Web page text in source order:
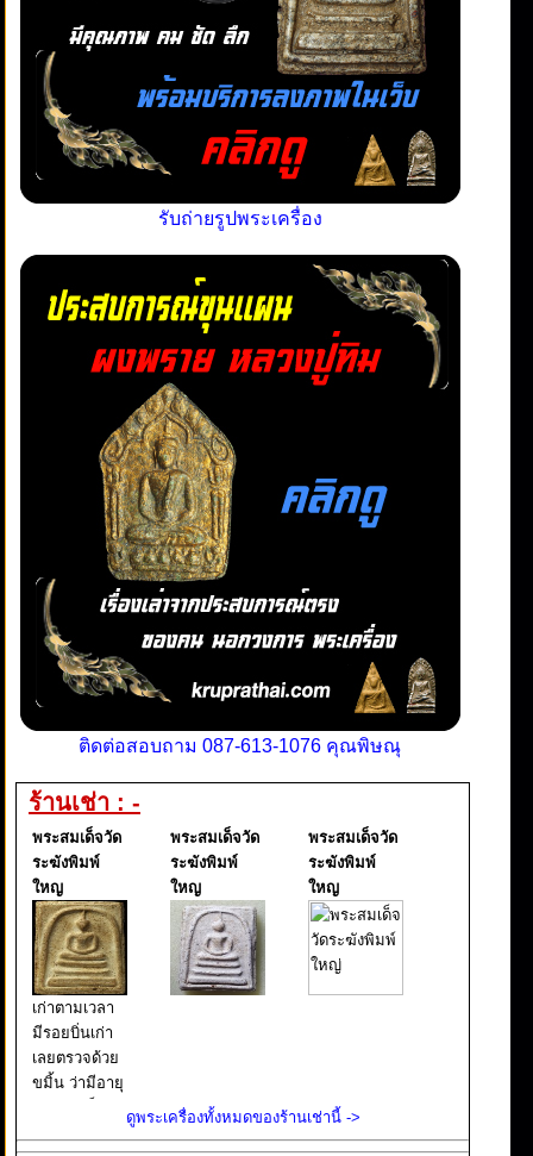
รับถ่ายรูปพระเครื่อง
ติดต่อสอบถาม 087-613-1076 คุณพิษณุ
ร้านเช่า : -
พระสมเด็จวัด
ระฆังพิมพ์
ใหญ
เก่าตามเวลา
มีรอยบิ่นเก่า
เลยตรวจด้วย
ขมิ้น ว่ามีอายุ
พระสมเด็จวัด
ระฆังพิมพ์
ใหญ
พระสมเด็จวัด
ระฆังพิมพ์
ใหญ
ดูพระเครื่องทั้งหมดของร้านเช่านี้ ->